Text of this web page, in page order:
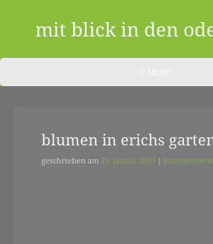
mit blick in den
blog
dem
odenwald
blumen in erichs
geschrieben am 10. januar 2010 |